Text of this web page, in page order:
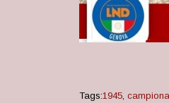
Tags:1945,